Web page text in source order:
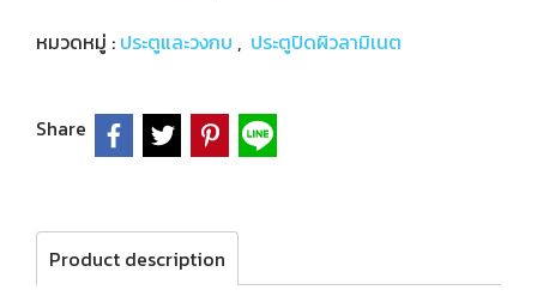
หมวดหมู่ : ประตูและวงกบ , ประตูปิดผิวลามิเนต
Share
Product description